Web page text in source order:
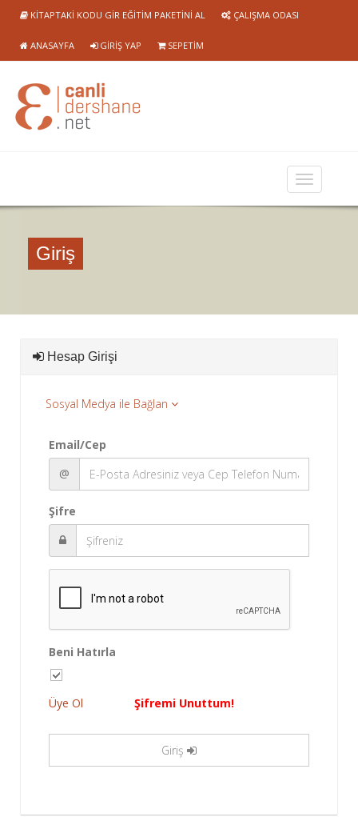
KITAPTAKI KODU GIR EĞITIM PAKETINI AL ÇALIŞMA ODASI
ANASAYFA GIRIŞ YAP SEPETIM
Giriş
Hesap Girişi
Sosyal Medya ile Bağlan
Email/Cep
@
Şifre
Beni Hatırla
Üye Ol Şifremi Unuttum!
Giriş